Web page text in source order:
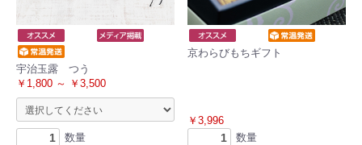
宇治玉露 つう
￥1,800 ～ ￥3,500
数量
京わらびもちギフト
￥3,996
数量